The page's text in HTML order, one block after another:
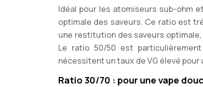
Idéal pour les atomiseurs sub-ohm
optimale des saveurs. Ce ratio est
une restitution des saveurs
Le ratio 50/50 est
nécessitent un taux de VG élevé
Ratio 30/70 : pour une vape